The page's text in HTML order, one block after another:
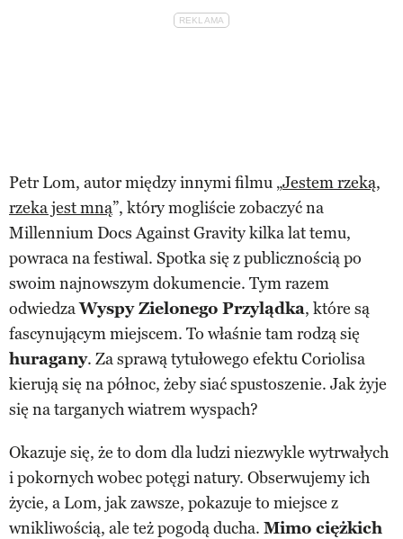
Petr Lom, autor między innymi filmu „Jestem rzeką,
rzeka jest mną”, który mogliście zobaczyć na
Millennium Docs Against Gravity kilka lat temu,
powraca na festiwal. Spotka się z publicznością po
swoim najnowszym dokumencie. Tym razem
odwiedzaWyspy Zielonego Przylądka, które są
fascynującym miejscem. To właśnie tam rodzą się
huragany. Za sprawą tytułowego efektu Coriolisa
kierują się na północ, żeby siać spustoszenie. Jak żyje
się na targanych wiatrem wyspach?
Okazuje się, że to dom dla ludzi niezwykle wytrwałych
i pokornych wobec potęgi natury. Obserwujemy ich
życie, a Lom, jak zawsze, pokazuje to miejsce z
wnikliwością, ale też pogodą ducha. Mimo ciężkich